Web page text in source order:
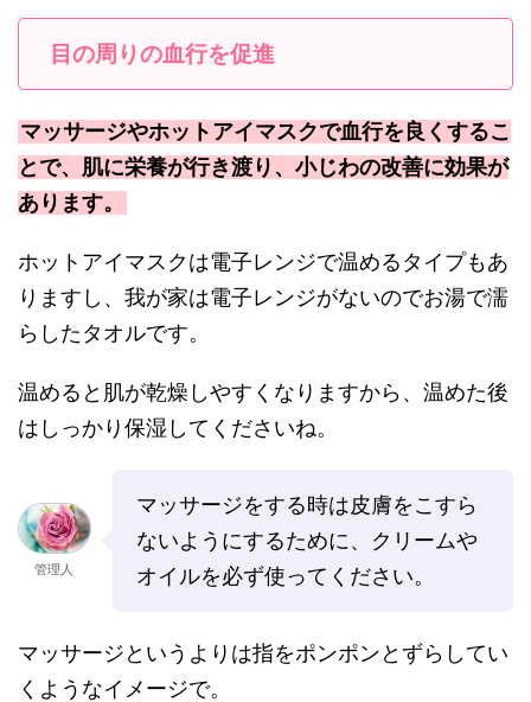
目の周りの血行を促進
マッサージやホットアイマスクで血行を良くするこ
とで、肌に栄養が行き渡り、小じわの改善に効果が
あります。
ホットアイマスクは電子レンジで温めるタイプもあ
りますし、我が家は電子レンジがないのでお湯で濡
らしたタオルです。
温めると肌が乾燥しやすくなりますから、温めた後
はしっかり保湿してくださいね。
管理人
マッサージをする時は皮膚をこすら
ないようにするために、クリームや
オイルを必ず使ってください。
マッサージというよりは指をポンポンとずらしてい
くようなイメージで。